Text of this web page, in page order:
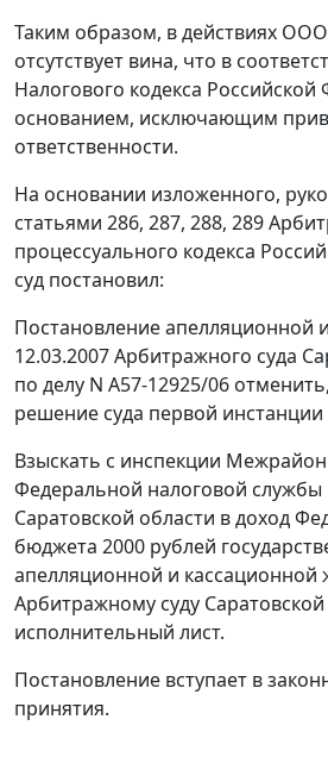
Таким образом, в действиях
отсутствует вина, что в
Налогового кодекса Российской
основанием, исключающим
ответственности.
На основании изложенного,
статьями 286, 287, 288, 289
процессуального кодекса
суд постановил:
Постановление апелляционной
12.03.2007 Арбитражного суда
по делу N А57-12925/06
решение суда первой инстанции
Взыскать с инспекции
Федеральной налоговой службы
Саратовской области в доход
бюджета 2000 рублей
апелляционной и кассационной
Арбитражному суду
исполнительный лист.
Постановление вступает в
принятия.